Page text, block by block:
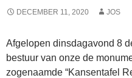
DECEMBER 11, 2020 JOS
Afgelopen dinsdagavond 8
bestuur van onze de
zogenaamde “Kansentafel